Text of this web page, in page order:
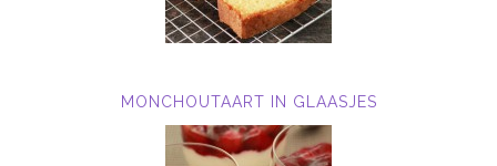
MONCHOUTAART IN GLAASJES